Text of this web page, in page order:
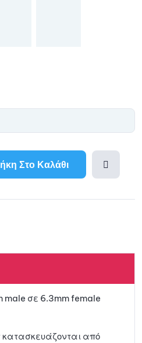
Στο Καλάθι
αγαπη
μένων
male σε 6.3mm female
από